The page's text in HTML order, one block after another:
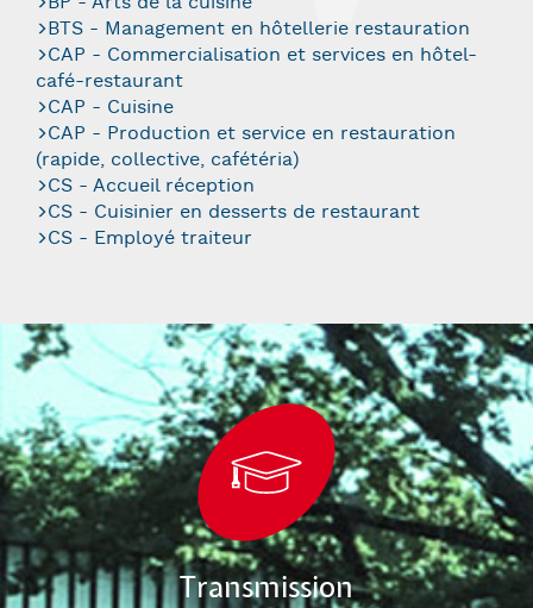
BTS - Management en hôtellerie restauration
CAP - Commercialisation et services en hôtel-
café-restaurant
CAP - Cuisine
CAP - Production et service en restauration
(rapide, collective, cafétéria)
CS - Accueil réception
CS - Cuisinier en desserts de restaurant
CS - Employé traiteur
Transmission